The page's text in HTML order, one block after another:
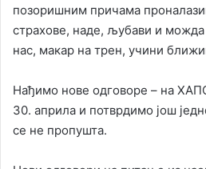
позоришним причама
страхове, наде, љубави и можда
нас, макар на трен, учини
Нађимо нове одговоре – на
30. априла и потврдимо још
се не пропушта.